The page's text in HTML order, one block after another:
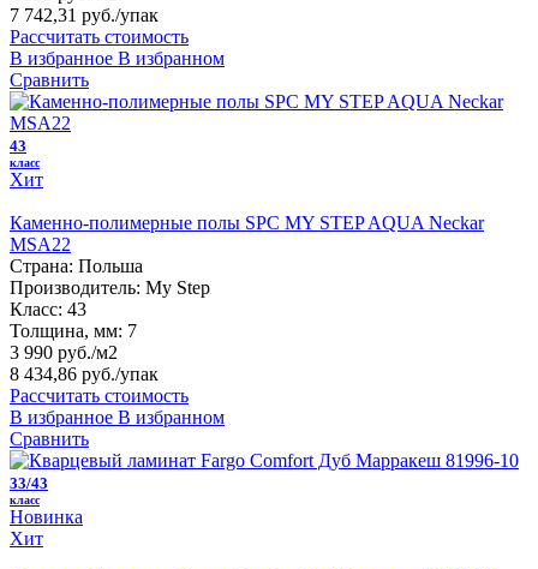
7 742,31 руб./упак
Рассчитать стоимость
В избранное В избранном
Сравнить
43
класс
Хит
Каменно-полимерные полы SPC MY STEP AQUA Neckar
MSA22
Страна: Польша
Производитель: My Step
Класс: 43
Толщина, мм: 7
3 990 руб./м2
8 434,86 руб./упак
Рассчитать стоимость
В избранное В избранном
Сравнить
33/43
класс
Новинка
Хит